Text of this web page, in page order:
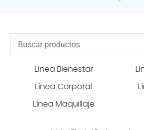
Línea Bienestar
Línea Corporal
Línea Maquillaje